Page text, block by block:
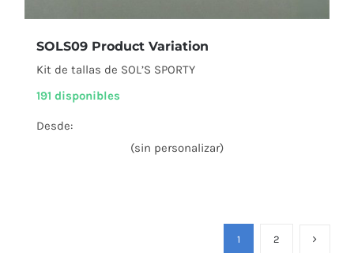
SOLS09 Product Variation
Kit de tallas de SOL’S SPORTY
191 disponibles
Desde:
(sin personalizar)
1 2